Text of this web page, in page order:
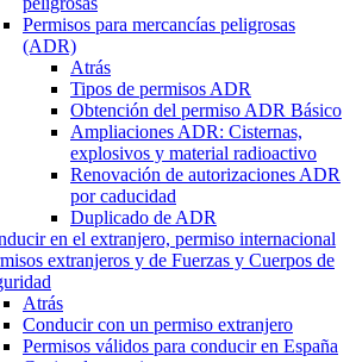
Permisos para mercancías peligrosas
(ADR)
Atrás
Tipos de permisos ADR
Obtención del permiso ADR Básico
Ampliaciones ADR: Cisternas,
explosivos y material radioactivo
Renovación de autorizaciones ADR
por caducidad
Duplicado de ADR
en el extranjero, permiso internacional
extranjeros y de Fuerzas y Cuerpos de
Atrás
Conducir con un permiso extranjero
Permisos válidos para conducir en España